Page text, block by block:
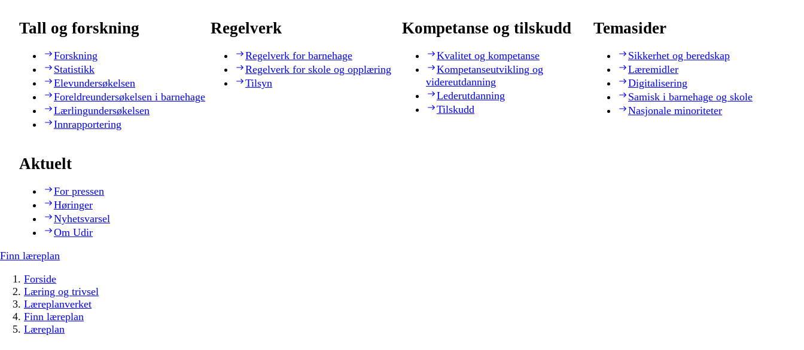
Tall og forskning
Forskning
Statistikk
Elevundersøkelsen
Foreldreundersøkelsen i barnehage
Lærlingundersøkelsen
Innrapportering
Regelverk
Regelverk for barnehage
Regelverk for skole og opplæring
Tilsyn
Kompetanse og tilskudd
Kvalitet og kompetanse
Kompetanseutvikling og
videreutdanning
Lederutdanning
Tilskudd
Temasider
Sikkerhet og beredskap
Læremidler
Digitalisering
Samisk i barnehage og skole
Nasjonale minoriteter
Aktuelt
For pressen
Høringer
Nyhetsvarsel
Om Udir
Finn læreplan
Forside
Læring og trivsel
Læreplanverket
Finn læreplan
Læreplan